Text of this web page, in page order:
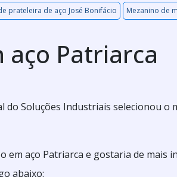
prateleira de aço José Bonifácio Mezanino de
aço Patriarca
do Soluções Industriais selecionou o
em aço Patriarca e gostaria de mais
abaixo: